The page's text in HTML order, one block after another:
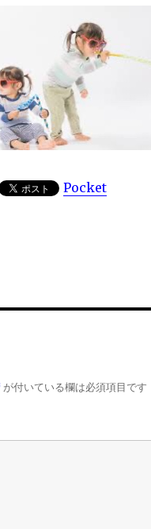
Pocket
が付いている欄は必須項目です